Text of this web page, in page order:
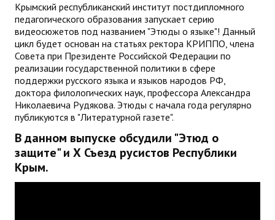
АНОНСЫ
ИНСТИТУТ
Противодействие коррупции
В ПОМОЩЬ УЧИТЕЛЮ
Организация УВП
ГИА
Крымский республиканский институт постдипломного
педагогического образования запускает серию
видеосюжетов под названием "Этюды о языке"! Данный
цикл будет основан на статьях ректора КРИППО, члена
Совета при Президенте Российской Федерации по
реализации государственной политики в сфере
поддержки русского языка и языков народов РФ,
доктора филологических наук, профессора Александра
Николаевича Рудякова. Этюды с начала года регулярно
публикуются в "Литературной газете".
В данном выпуске обсудили "Этюд о
защите" и Х Съезд русистов Республики
Крым.